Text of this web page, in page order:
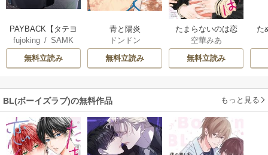
PAYBACK【タテヨ
ミ】
fujoking /SAMK
無料立読み
青と陽炎
ドンドン
無料立読み
たまらないのは恋
なのか
空華みあ
無料立読み
た
BL(ボーイズラブ)の無料作品 もっと見る